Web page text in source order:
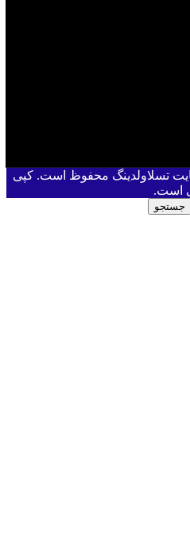
تسلاولدینگ محفوظ است. کپی
است.
جستجو